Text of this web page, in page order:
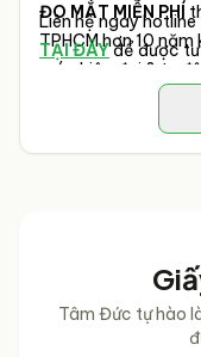
ĐO MẮT MIỄN PHÍ
TPHCM hơn 10
móc hiện đại & tự
Liên hệ ngay hotline
TẠI ĐÂYđể được
Tâm Đức tự hào